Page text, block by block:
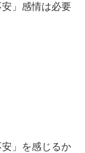
」感情は必要
」を感じるか